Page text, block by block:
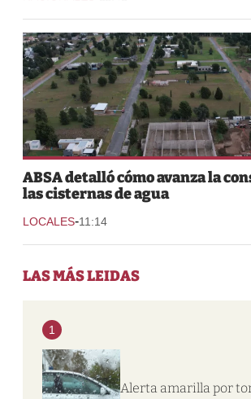
ABSA detalló cómo avanza la
las cisternas de agua
LOCALES-11:14
LAS MÁS LEIDAS
1
Alerta amarilla por